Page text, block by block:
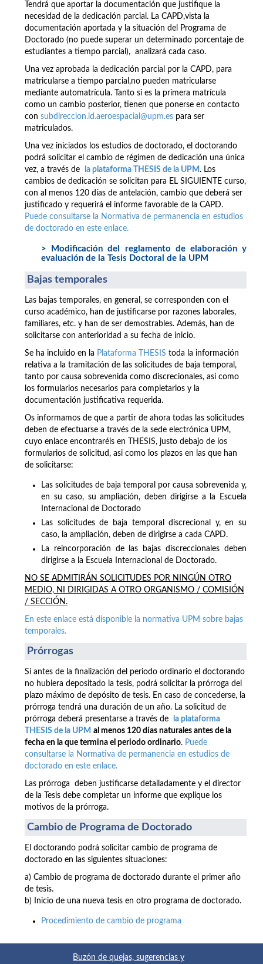
Tendrá que aportar la documentación que justifique la
necesidad de la dedicación parcial. La CAPD,vista la
documentación aportada y la situación del Programa de
Doctorado (no puede superar un determinado porcentaje de
estudiantes a tiempo parcial), analizará cada caso.
Una vez aprobada la dedicación parcial por la CAPD, para
matricularse a tiempo parcial,no pueden matricularse
mediante automatrícula. Tanto si es la primera matrícula
como un cambio posterior, tienen que ponerse en contacto
con subdireccion.id.aeroespacial@upm.es para ser
matriculados.
Una vez iniciados los estudios de doctorado, el doctorando
podrá solicitar el cambio de régimen de dedicación una única
vez, a través de
la plataforma THESIS de la UPM. Los
cambios de dedicación se solicitan para EL SIGUIENTE curso,
con al menos 120 días de antelación, cambio que deberá ser
justificado y requerirá el informe favorable de la CAPD.
Puede consultarse la Normativa de permanencia en estudios
de doctorado en este enlace.
> Modificación del reglamento de elaboración y
evaluación de la Tesis Doctoral de la UPM
Bajas temporales
Las bajas temporales, en general, se corresponden con el
curso académico, han de justificarse por razones laborales,
familiares, etc. y han de ser demostrables. Además, han de
solicitarse con anterioridad a su fecha de inicio.
Se ha incluido en la Plataforma THESIS toda la información
relativa a la tramitación de las solicitudes de baja temporal,
tanto por causa sobrevenida como discrecionales, asi como
los formularios necesarios para completarlos y la
documentación justificativa requerida.
Os informamos de que a partir de ahora todas las solicitudes
deben de efectuarse a través de la sede electrónica UPM,
cuyo enlace encontraréis en THESIS, justo debajo de los
formularios de solicitud, asi como los plazos en las que han
de solicitarse:
Las solicitudes de baja temporal por causa sobrevenida y,
en su caso, su ampliación, deben dirigirse a la Escuela
Internacional de Doctorado
Las solicitudes de baja temporal discrecional y, en su
caso, la ampliación, deben de dirigirse a cada CAPD.
La reincorporación de las bajas discreccionales deben
dirigirse a la Escuela Internacional de Doctorado.
NO SE ADMITIRÁN SOLICITUDES POR NINGÚN OTRO
MEDIO, NI DIRIGIDAS A OTRO ORGANISMO / COMISIÓN
/ SECCIÓN.
En este enlace está disponible la normativa UPM sobre bajas
temporales.
Prórrogas
Si antes de la finalización del periodo ordinario el doctorando
no hubiera depositado la tesis, podrá solicitar la prórroga del
plazo máximo de depósito de tesis. En caso de concederse, la
prórroga tendrá una duración de un año. La solicitud de
prórroga deberá presentarse a través de
la plataforma
THESIS de la UPM al menos 120 días naturales antes de la
fecha en la que termina el periodo ordinario. Puede
consultarse la Normativa de permanencia en estudios de
doctorado en este enlace.
Las prórroga deben justificarse detalladamente y el director
de la Tesis debe completar un informe que explique los
motivos de la prórroga.
Cambio de Programa de Doctorado
El doctorando podrá solicitar cambio de programa de
doctorado en las siguientes situaciones:
a) Cambio de programa de doctorado durante el primer año
de tesis.
b) Inicio de una nueva tesis en otro programa de doctorado.
Procedimiento de cambio de programa
Buzón de quejas, sugerencias y